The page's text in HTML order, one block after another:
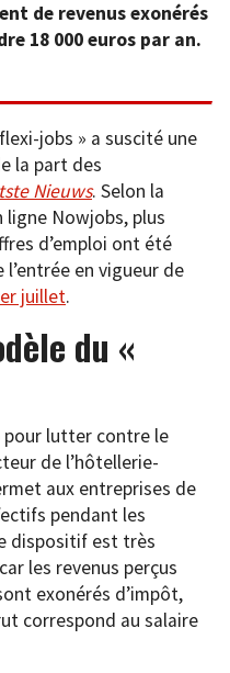
de revenus exonérés
18 000 euros par an.
jobs » a suscité une
la part des
Nieuws. Selon la
Nowjobs, plus
d’emploi ont été
en vigueur de
juillet.
du «
lutter contre le
de l’hôtellerie-
aux entreprises de
pendant les
dispositif est très
les revenus perçus
exonérés d’impôt,
correspond au salaire